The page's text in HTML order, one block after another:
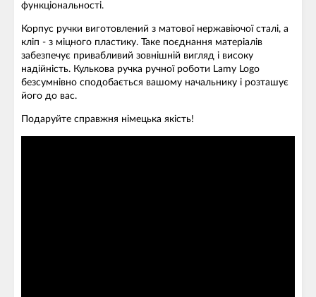
функціональності.
Корпус ручки виготовлений з матової нержавіючої сталі, а
кліп - з міцного пластику. Таке поєднання матеріалів
забезпечує привабливий зовнішній вигляд і високу
надійність. Кулькова ручка ручної роботи Lamy Logo
безсумнівно сподобається вашому начальнику і розташує
його до вас.
Подаруйте справжня німецька якість!